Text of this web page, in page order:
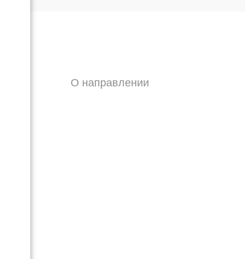
О направлении